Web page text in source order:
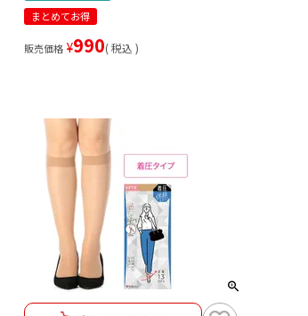
まとめてお得
販売価格 ¥990 税込